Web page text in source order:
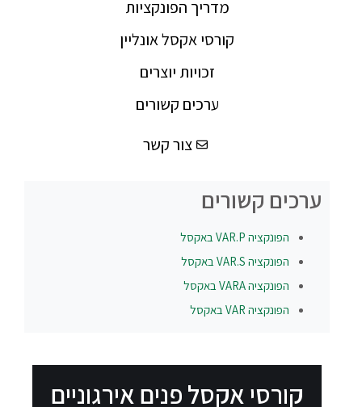
מדריך הפונקציות
קורסי אקסל אונליין
זכויות יוצרים
ערכים קשורים
צור קשר
ערכים קשורים
הפונקציה VAR.P באקסל
הפונקציה VAR.S באקסל
הפונקציהVARA באקסל
הפונקציה VAR באקסל
קורסי אקסל פנים אירגוניים​